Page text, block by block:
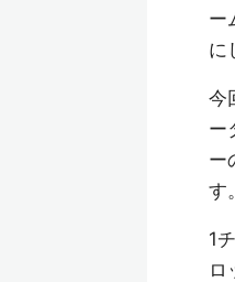
ー
に
今
ー
ー
す。
1
ロ